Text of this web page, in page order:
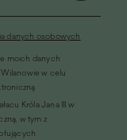
danych osobowych
moich danych
w celu
Króla Jana III w
w tym z